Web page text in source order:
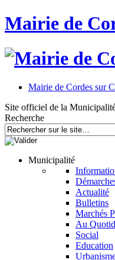
Mairie de
Mairie de Cordes sur
Site officiel de la
Recherche
Municipalité
Actualité
Bulletins
Marchés
Au
Social
Education